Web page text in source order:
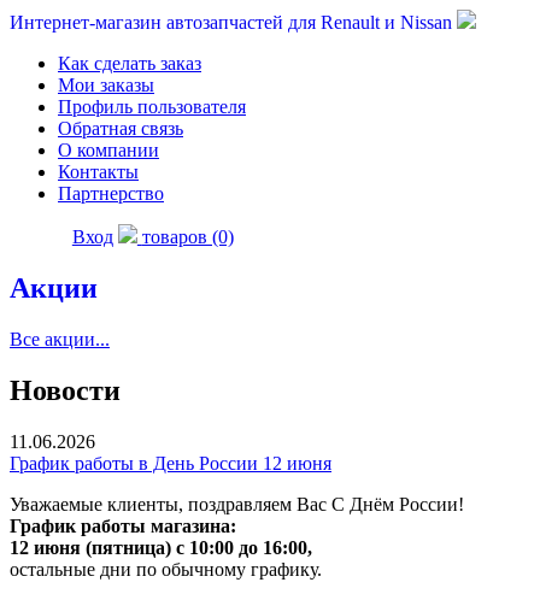
Интернет-магазин автозапчастей для Renault и Nissan
Как сделать заказ
Мои заказы
Профиль пользователя
Обратная связь
О компании
Контакты
Партнерство
Вход товаров (0)
Акции
Все акции...
Новости
11.06.2026
График работы в День России 12 июня
Уважаемые клиенты, поздравляем Вас С Днём России!
График работы магазина:
12 июня (пятница) с 10:00 до 16:00,
остальные дни по обычному графику.